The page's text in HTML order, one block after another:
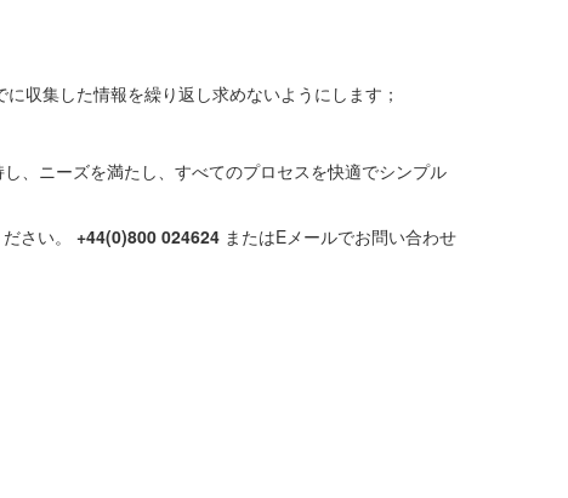
収集した情報を繰り返し求めないようにします；
、ニーズを満たし、すべてのプロセスを快適でシンプル
さい。 +44(0)800 024624 またはEメールでお問い合わせ